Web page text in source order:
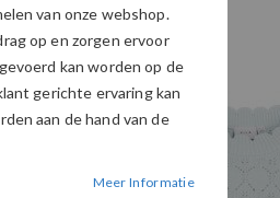
TOP NANTUCKET BREEZE
van onze webshop.
op en zorgen ervoor
kan worden op de
gerichte ervaring kan
aan de hand van de
Meer Informatie